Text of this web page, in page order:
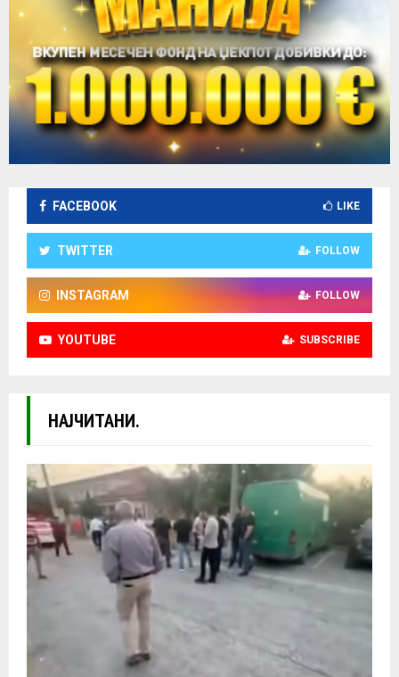
FACEBOOK LIKE
TWITTER FOLLOW
INSTAGRAM FOLLOW
YOUTUBE SUBSCRIBE
НАЈЧИТАНИ.